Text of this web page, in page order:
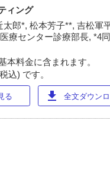
ィング
郎*, 松本芳子**, 吉松軍
療センター診療部長, *4
本料金に含まれます。
込) です。
る download 全文ダウン